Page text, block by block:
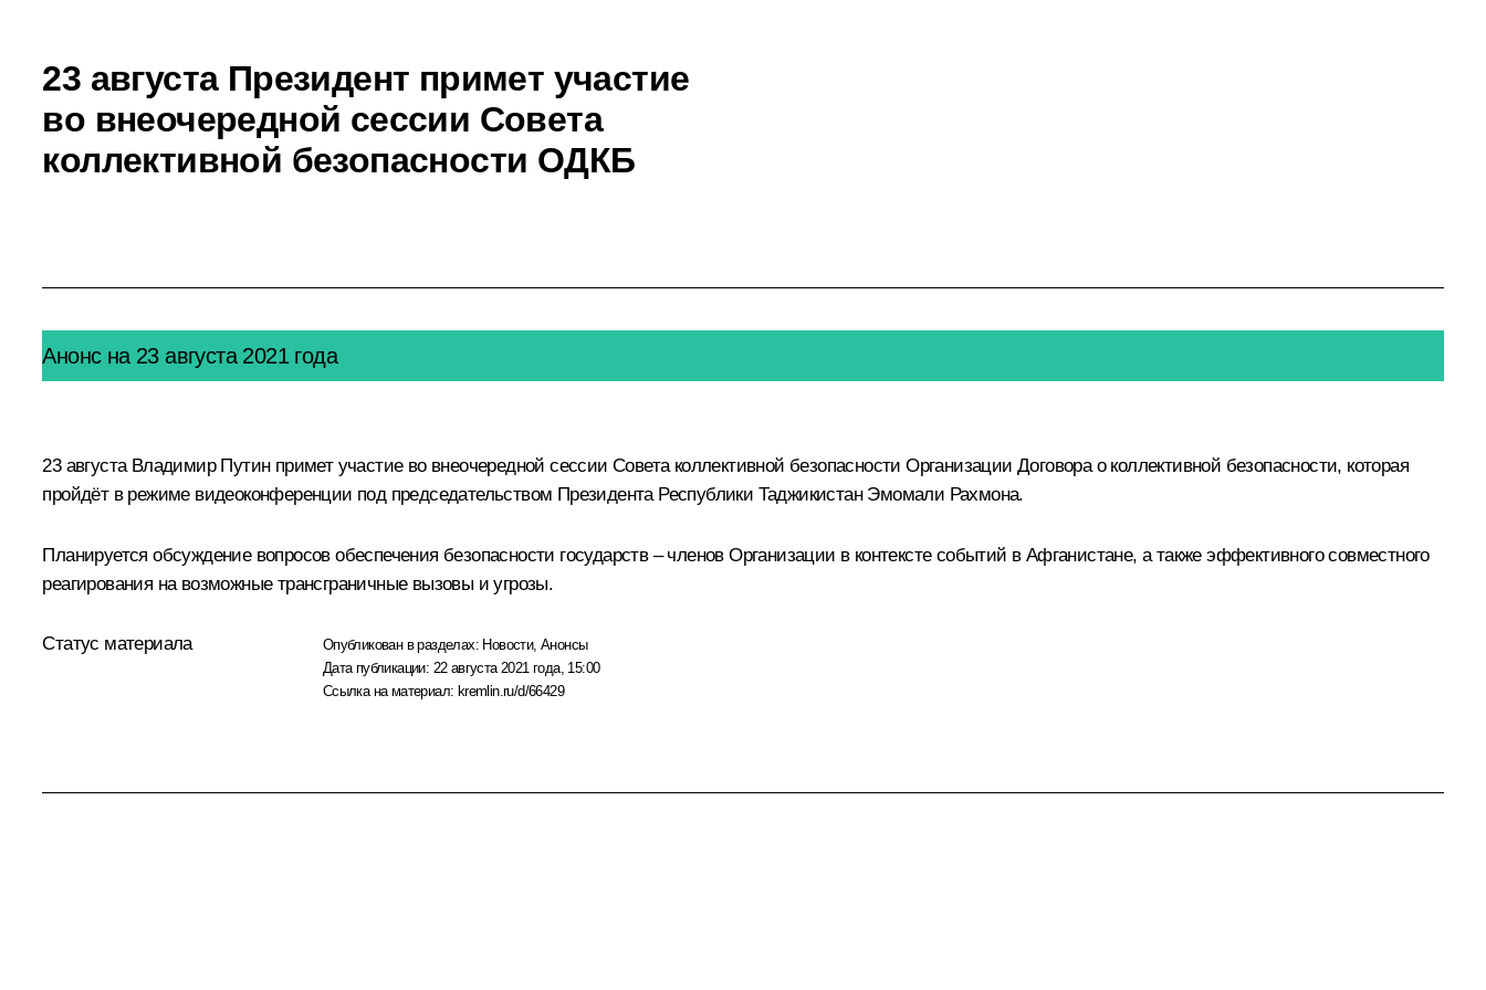
23 августа Президент примет участие
во внеочередной сессии Совета
коллективной безопасности ОДКБ
Анонс на 23 августа 2021 года
23 августа Владимир Путин примет участие во внеочередной сессии Совета коллективной безопасности Организации Договора о коллективной безопасности, которая
пройдёт в режиме видеоконференции под председательством Президента Республики Таджикистан Эмомали Рахмона.
Планируется обсуждение вопросов обеспечения безопасности государств – членов Организации в контексте событий в Афганистане, а также эффективного совместного
реагирования на возможные трансграничные вызовы и угрозы.
Статус материала Опубликован в разделах: Новости,Анонсы
Дата публикации: 22 августа 2021 года, 15:00
Ссылка на материал: kremlin.ru/d/66429